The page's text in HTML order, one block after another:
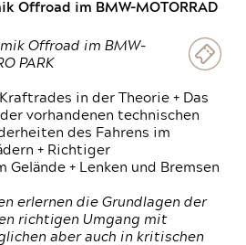
Offroad im BMW-MOTORRAD
Offroad im BMW-
PARK
in der Theorie + Das
vorhandenen technischen
des Fahrens im
+ Richtiger
Gelände + Lenken und Bremsen
erlernen die Grundlagen der
richtigen Umgang mit
aber auch in kritischen